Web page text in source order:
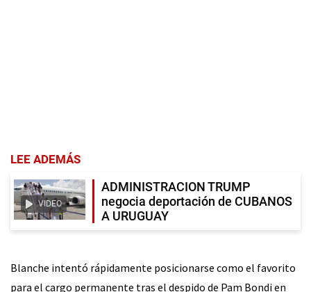
LEE ADEMÁS
VIDEO
ADMINISTRACION TRUMP
negocia deportación de CUBANOS
A URUGUAY
Blanche intentó rápidamente posicionarse como el favorito
para el cargo permanente tras el despido de Pam Bondi en